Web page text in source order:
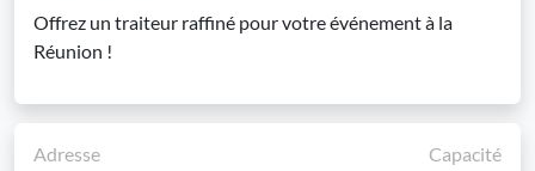
Offrez un traiteur raffiné pour votre événement à la
Réunion !
Adresse
Capacité